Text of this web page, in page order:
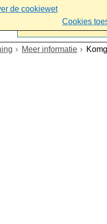
de cookiewet
Cookies
Meer informatie